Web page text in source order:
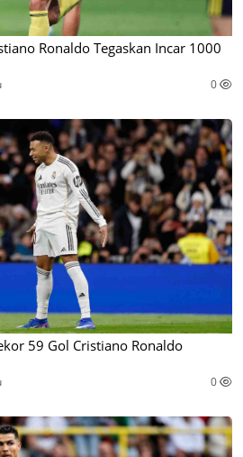
Ronaldo Tegaskan Incar 1000
0
59 Gol Cristiano Ronaldo
0